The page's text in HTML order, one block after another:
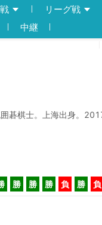
リーグ戦
中継
碁棋士。上海出身。
勝 勝 勝 負 勝 負